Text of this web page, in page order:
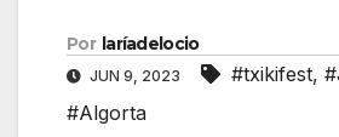
Por laríadelocio
JUN 9, 2023 #txikifest,
#Algorta